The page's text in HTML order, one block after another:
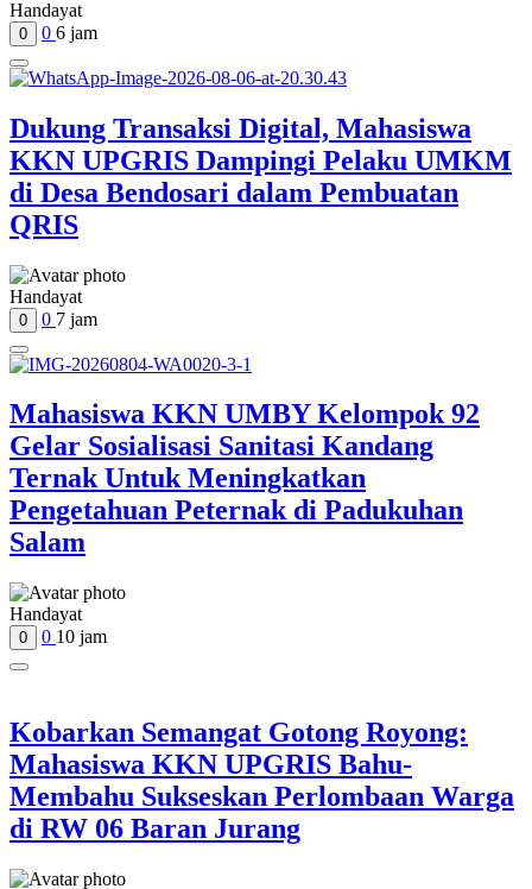
Handayat
0 0 6 jam
Dukung Transaksi Digital, Mahasiswa
KKN UPGRIS Dampingi Pelaku UMKM
di Desa Bendosari dalam Pembuatan
QRIS
Handayat
0 0 7 jam
Mahasiswa KKN UMBY Kelompok 92
Gelar Sosialisasi Sanitasi Kandang
Ternak Untuk Meningkatkan
Pengetahuan Peternak di Padukuhan
Salam
Handayat
0 0 10 jam
Kobarkan Semangat Gotong Royong:
Mahasiswa KKN UPGRIS Bahu-
Membahu Sukseskan Perlombaan Warga
di RW 06 Baran Jurang